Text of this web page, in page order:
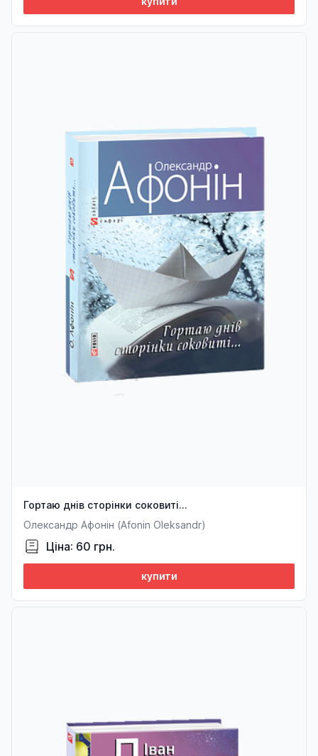
Гортаю днів сторінки соковиті...
Олександр Афонін (Afonin Oleksandr)
Ціна: 60 грн.
купити